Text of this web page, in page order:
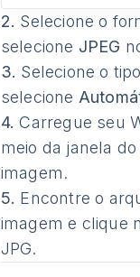
2. Selecione o
selecione JPEG
3. Selecione o
selecione
4. Carregue seu
meio da janela
imagem.
5. Encontre o
imagem e clique
JPG.